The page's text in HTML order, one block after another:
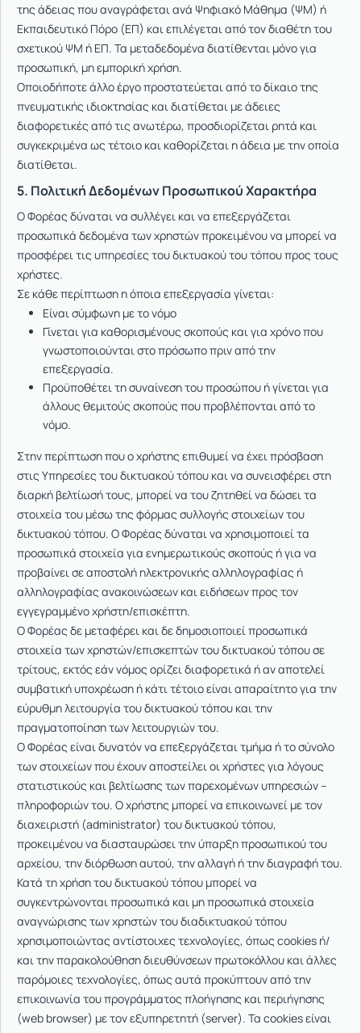
της άδειας που αναγράφεται ανά Ψηφιακό Μάθημα (ΨΜ) ή
Εκπαιδευτικό Πόρο (ΕΠ) και επιλέγεται από τον διαθέτη του
σχετικού ΨΜ ή ΕΠ. Τα μεταδεδομένα διατίθενται μόνο για
προσωπική, μη εμπορική χρήση.
Οποιοδήποτε άλλο έργο προστατεύεται από το δίκαιο της
πνευματικής ιδιοκτησίας και διατίθεται με άδειες
διαφορετικές από τις ανωτέρω, προσδιορίζεται ρητά και
συγκεκριμένα ως τέτοιο και καθορίζεται η άδεια με την οποία
διατίθεται.
5. Πολιτική Δεδομένων Προσωπικού Χαρακτήρα
Ο Φορέας δύναται να συλλέγει και να επεξεργάζεται
προσωπικά δεδομένα των χρηστών προκειμένου να μπορεί να
προσφέρει τις υπηρεσίες του δικτυακού του τόπου προς τους
χρήστες.
Σε κάθε περίπτωση η όποια επεξεργασία γίνεται:
Είναι σύμφωνη με το νόμο
Γίνεται για καθορισμένους σκοπούς και για χρόνο που
γνωστοποιούνται στο πρόσωπο πριν από την
επεξεργασία.
Προϋποθέτει τη συναίνεση του προσώπου ή γίνεται για
άλλους θεμιτούς σκοπούς που προβλέπονται από το
νόμο.
Στην περίπτωση που ο χρήστης επιθυμεί να έχει πρόσβαση
στις Υπηρεσίες του δικτυακού τόπου και να συνεισφέρει στη
διαρκή βελτίωσή τους, μπορεί να του ζητηθεί να δώσει τα
στοιχεία του μέσω της φόρμας συλλογής στοιχείων του
δικτυακού τόπου. Ο Φορέας δύναται να χρησιμοποιεί τα
προσωπικά στοιχεία για ενημερωτικούς σκοπούς ή για να
προβαίνει σε αποστολή ηλεκτρονικής αλληλογραφίας ή
αλληλογραφίας ανακοινώσεων και ειδήσεων προς τον
εγγεγραμμένο χρήστη/επισκέπτη.
Ο Φορέας δε μεταφέρει και δε δημοσιοποιεί προσωπικά
στοιχεία των χρηστών/επισκεπτών του δικτυακού τόπου σε
τρίτους, εκτός εάν νόμος ορίζει διαφορετικά ή αν αποτελεί
συμβατική υποχρέωση ή κάτι τέτοιο είναι απαραίτητο για την
εύρυθμη λειτουργία του δικτυακού τόπου και την
πραγματοποίηση των λειτουργιών του.
Ο Φορέας είναι δυνατόν να επεξεργάζεται τμήμα ή το σύνολο
των στοιχείων που έχουν αποστείλει οι χρήστες για λόγους
στατιστικούς και βελτίωσης των παρεχομένων υπηρεσιών –
πληροφοριών του. Ο χρήστης μπορεί να επικοινωνεί με τον
διαχειριστή (administrator) του δικτυακού τόπου,
προκειμένου να διασταυρώσει την ύπαρξη προσωπικού του
αρχείου, την διόρθωση αυτού, την αλλαγή ή την διαγραφή του.
Κατά τη χρήση του δικτυακού τόπου μπορεί να
συγκεντρώνονται προσωπικά και μη προσωπικά στοιχεία
αναγνώρισης των χρηστών του διαδικτυακού τόπου
χρησιμοποιώντας αντίστοιχες τεχνολογίες, όπως cookies ή/
και την παρακολούθηση διευθύνσεων πρωτοκόλλου και άλλες
παρόμοιες τεχνολογίες, όπως αυτά προκύπτουν από την
επικοινωνία του προγράμματος πλοήγησης και περιήγησης
(web browser) με τον εξυπηρετητή (server). Τα cookies είναι